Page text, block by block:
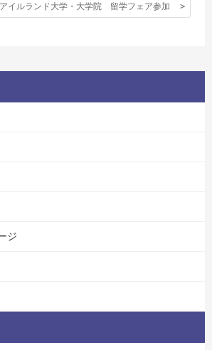
イルランド大学・大学院 留学フェア参加
ジ